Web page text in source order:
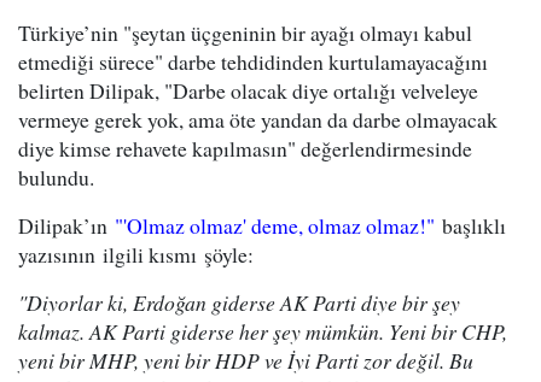
Türkiye’nin "şeytan üçgeninin bir ayağı olmayı kabul
etmediği sürece" darbe tehdidinden kurtulamayacağını
belirten Dilipak, "Darbe olacak diye ortalığı velveleye
vermeye gerek yok, ama öte yandan da darbe olmayacak
diye kimse rehavete kapılmasın" değerlendirmesinde
bulundu.
Dilipak’ın "'Olmaz olmaz' deme, olmaz olmaz!" başlıklı
yazısının ilgili kısmı şöyle:
"Diyorlar ki, Erdoğan giderse AK Parti diye bir şey
kalmaz. AK Parti giderse her şey mümkün. Yeni bir CHP,
yeni bir MHP, yeni bir HDP ve İyi Parti zor değil. Bu